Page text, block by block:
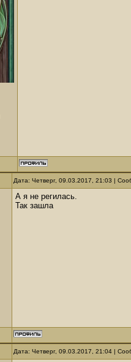
Дата: Четверг, 09.03.2017, 21:03 |
А я не регилась.
Так зашла
Дата: Четверг, 09.03.2017, 21:04 |